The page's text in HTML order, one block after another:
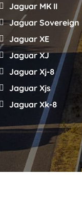
Jaguar MK II
Jaguar Sovereign
Jaguar XE
Jaguar XJ
Jaguar Xj-8
Jaguar Xjs
Jaguar Xk-8